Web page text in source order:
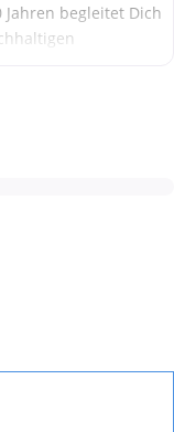
begleitet Dich